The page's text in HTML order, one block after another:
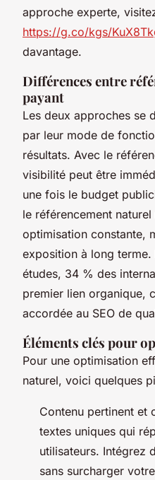
approche experte,
https://g.co/kgs/
davantage.
Différences entre
payant
Les deux approches se
par leur mode de
résultats. Avec le
visibilité peut être
une fois le budget
le référencement
optimisation constante,
exposition à long
études, 34 % des
premier lien organique,
accordée au SEO de
Éléments clés pour
Pour une optimisation
naturel, voici quelques
Contenu pertinent et
textes uniques qui
utilisateurs. Intégrez
sans surcharger